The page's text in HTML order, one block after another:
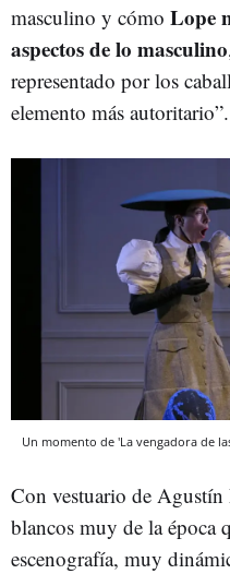
masculino y cómo Lope
aspectos de lo masculino
representado por los
elemento más autoritario”.
Un momento de 'La vengadora de
Con vestuario de
blancos muy de la época
escenografía, muy